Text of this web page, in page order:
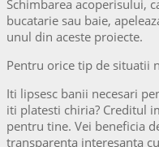
Schimbarea acoperisului,
bucatarie sau baie,
unul din aceste proiecte.
Pentru orice tip de situatii
Iti lipsesc banii necesari
iti platesti chiria? Creditul
pentru tine. Vei beneficia
transparenta interesanta